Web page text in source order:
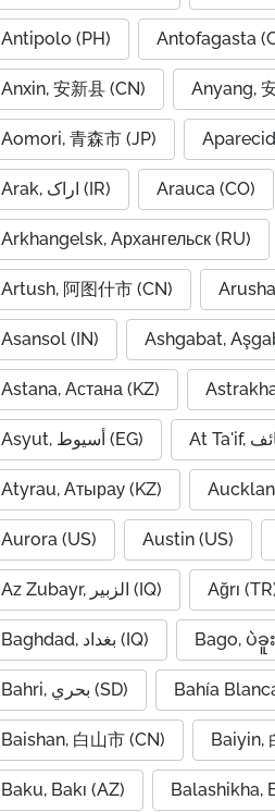
Antipolo (PH) Antofagasta
Anxin, 安新县 (CN) Anyang,
Aomori, 青森市 (JP)
Arak, اراک (IR) Arauca (CO)
Arkhangelsk, Архангельск (RU)
Artush, 阿图什市 (CN)
Asansol (IN) Ashgabat,
Astana, Астана (KZ)
Asyut, أسيوط (EG)
Atyrau, Атырау (KZ)
Aurora (US) Austin (US)
Az Zubayr, الزبير (IQ) Ağrı
Baghdad, بغداد (IQ) Bago, ပဲခူ
Bahri, بحري (SD) Bahía
Baishan, 白山市 (CN) Baiyin,
Baku, Bakı (AZ) Balashikha,